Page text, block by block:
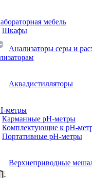
мебель
Шкафы
Анализаторы серы и
Аквадистилляторы
метры
Карманные pH-метры
Комплектующие к pH-
Портативные pH-метры
Верхнеприводные